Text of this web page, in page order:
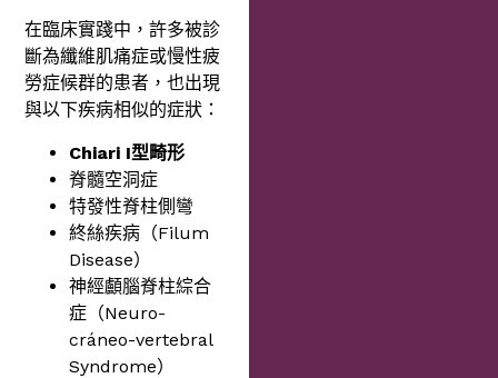
在臨床實踐中，許多被診
斷為纖維肌痛症或慢性疲
勞症候群的患者，也出現
與以下疾病相似的症狀：
Chiari I型畸形
脊髓空洞症
特發性脊柱側彎
終絲疾病（Filum
Disease）
神經顱腦脊柱綜合
症（Neuro-
cráneo-vertebral
Syndrome）